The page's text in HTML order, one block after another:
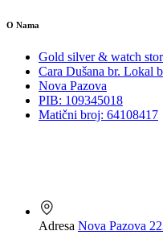
O Nama
Gold silver & watch
Cara Dušana br. Lokal
Nova Pazova
PIB: 109345018
Matični broj: 64108417
Adresa Nova Pazova